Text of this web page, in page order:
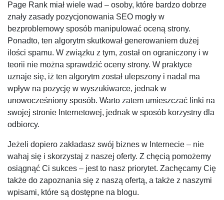
Page Rank miał wiele wad – osoby, które bardzo dobrze
znały zasady pozycjonowania SEO mogły w
bezproblemowy sposób manipulować oceną strony.
Ponadto, ten algorytm skutkował generowaniem dużej
ilości spamu. W związku z tym, został on ograniczony i w
teorii nie można sprawdzić oceny strony. W praktyce
uznaje się, iż ten algorytm został ulepszony i nadal ma
wpływ na pozycję w wyszukiwarce, jednak w
unowocześniony sposób. Warto zatem umieszczać linki na
swojej stronie Internetowej, jednak w sposób korzystny dla
odbiorcy.
Jeżeli dopiero zakładasz swój biznes w Internecie – nie
wahaj się i skorzystaj z naszej oferty. Z chęcią pomożemy
osiągnąć Ci sukces – jest to nasz priorytet. Zachęcamy Cię
także do zapoznania się z naszą ofertą, a także z naszymi
wpisami, które są dostępne na blogu.